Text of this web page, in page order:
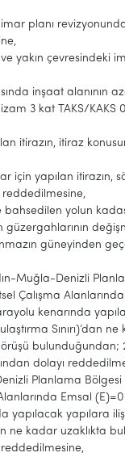
planı
yakın çevresindeki
inşaat alanının
3 kat TAKS/
itirazın, itiraz
için yapılan itirazın,
reddedilmesine,
bahsedilen yolun
güneyinden
Muğla-Denizli
Çalışma
kenarında
Sınırı)’dan
dolayı
Planlama
Emsal
yapılacak
ne kadar uzaklıkta